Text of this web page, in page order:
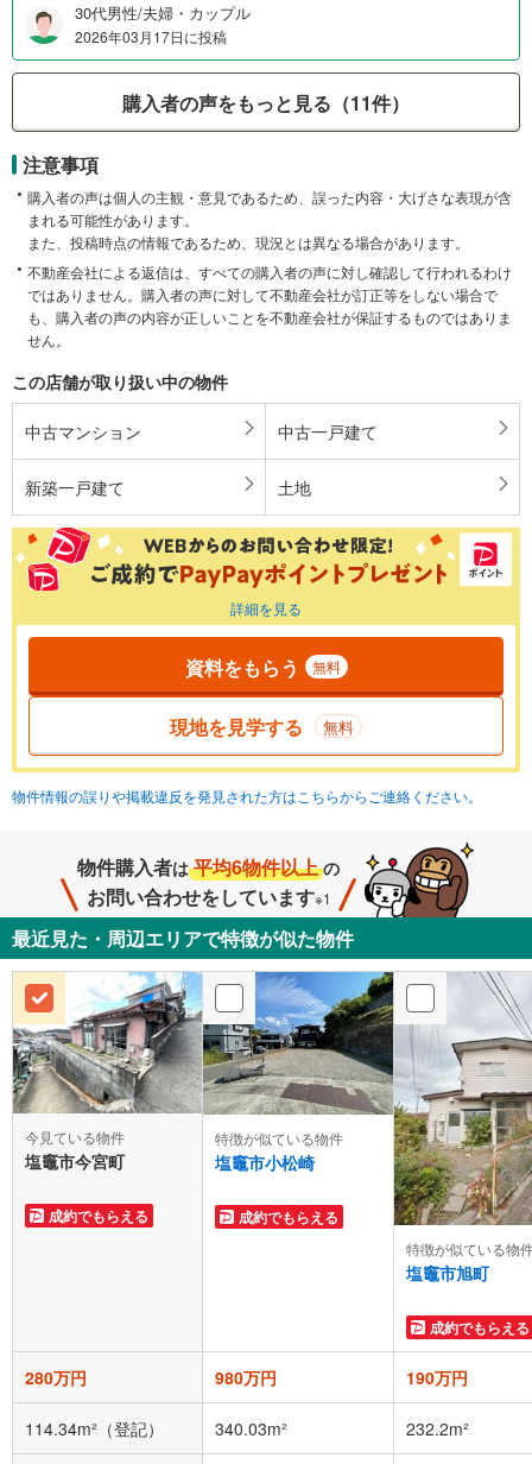
30代男性/夫婦・カップル
2026年03月17日に投稿
購入者の声をもっと見る（11件）
注意事項
購入者の声は個人の主観・意見であるため、誤った内容・大げさな表現が含
まれる可能性があります。
また、投稿時点の情報であるため、現況とは異なる場合があります。
不動産会社による返信は、すべての購入者の声に対し確認して行われるわけ
ではありません。購入者の声に対して不動産会社が訂正等をしない場合で
も、購入者の声の内容が正しいことを不動産会社が保証するものではありま
せん。
この店舗が取り扱い中の物件
中古マンション 中古一戸建て
新築一戸建て 土地
詳細を見る
資料をもらう 無料
現地を見学する 無料
物件情報の誤りや掲載違反を発見された方はこちらからご連絡ください。
物件購入者は 平均6物件以上 の
お問い合わせをしています※1
最近見た・周辺エリアで特徴が似た物件
今見ている物件
塩竈市今宮町
成約でもらえる
特徴が似ている物件
塩竈市小松崎
成約でもらえる
特徴が似ている物
塩竈市旭町
成約でもらえる
280万円 980万円 190万円
114.34m²（登記） 340.03m² 232.2m²